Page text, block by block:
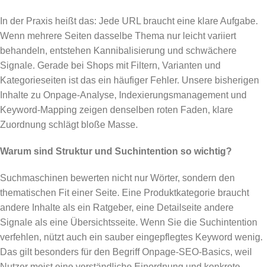
In der Praxis heißt das: Jede URL braucht eine klare Aufgabe.
Wenn mehrere Seiten dasselbe Thema nur leicht variiert
behandeln, entstehen Kannibalisierung und schwächere
Signale. Gerade bei Shops mit Filtern, Varianten und
Kategorieseiten ist das ein häufiger Fehler. Unsere bisherigen
Inhalte zu Onpage-Analyse, Indexierungsmanagement und
Keyword-Mapping zeigen denselben roten Faden, klare
Zuordnung schlägt bloße Masse.
Warum sind Struktur und Suchintention so wichtig?
Suchmaschinen bewerten nicht nur Wörter, sondern den
thematischen Fit einer Seite. Eine Produktkategorie braucht
andere Inhalte als ein Ratgeber, eine Detailseite andere
Signale als eine Übersichtsseite. Wenn Sie die Suchintention
verfehlen, nützt auch ein sauber eingepflegtes Keyword wenig.
Das gilt besonders für den Begriff Onpage-SEO-Basics, weil